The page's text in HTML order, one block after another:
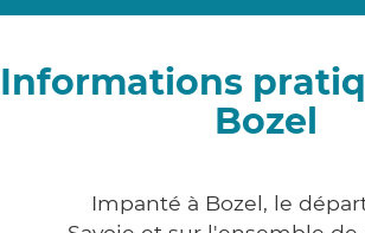
Informations
Bozel
Impanté à Bozel, le